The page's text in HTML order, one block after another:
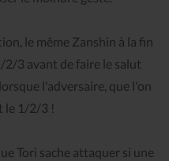
le même Zanshin à la fin
3 avant de faire le salut
l'adversaire, que l'on
le 1/2/3 !
Tori sache attaquer si une